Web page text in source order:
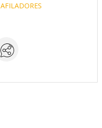
AFILADORES